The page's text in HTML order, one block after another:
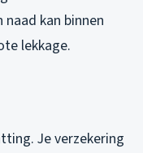
kan binnen
lekkage.
Je verzekering